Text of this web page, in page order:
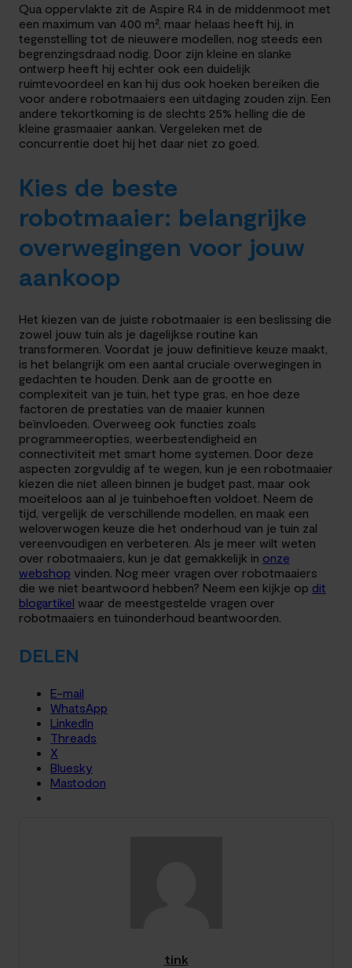
Qua oppervlakte zit de Aspire R4 in de middenmoot met
een maximum van 400 m², maar helaas heeft hij, in
tegenstelling tot de nieuwere modellen, nog steeds een
begrenzingsdraad nodig. Door zijn kleine en slanke
ontwerp heeft hij echter ook een duidelijk
ruimtevoordeel en kan hij dus ook hoeken bereiken die
voor andere robotmaaiers een uitdaging zouden zijn. Een
andere tekortkoming is de slechts 25% helling die de
kleine grasmaaier aankan. Vergeleken met de
concurrentie doet hij het daar niet zo goed.
Kies de beste
robotmaaier: belangrijke
overwegingen voor jouw
aankoop
Het kiezen van de juiste robotmaaier is een beslissing die
zowel jouw tuin als je dagelijkse routine kan
transformeren. Voordat je jouw definitieve keuze maakt,
is het belangrijk om een aantal cruciale overwegingen in
gedachten te houden. Denk aan de grootte en
complexiteit van je tuin, het type gras, en hoe deze
factoren de prestaties van de maaier kunnen
beïnvloeden. Overweeg ook functies zoals
programmeeropties, weerbestendigheid en
connectiviteit met smart home systemen. Door deze
aspecten zorgvuldig af te wegen, kun je een robotmaaier
kiezen die niet alleen binnen je budget past, maar ook
moeiteloos aan al je tuinbehoeften voldoet. Neem de
tijd, vergelijk de verschillende modellen, en maak een
weloverwogen keuze die het onderhoud van je tuin zal
vereenvoudigen en verbeteren. Als je meer wilt weten
over robotmaaiers, kun je dat gemakkelijk in onze
webshop vinden. Nog meer vragen over robotmaaiers
die we niet beantwoord hebben? Neem een kijkje op dit
blogartikel waar de meestgestelde vragen over
robotmaaiers en tuinonderhoud beantwoorden.
DELEN
E-mail
WhatsApp
LinkedIn
Threads
X
Bluesky
Mastodon
tink